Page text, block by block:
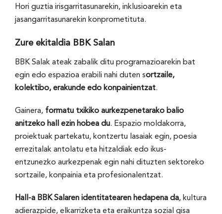
Hori guztia irisgarritasunarekin, inklusioarekin eta
jasangarritasunarekin konprometituta.
Zure ekitaldia BBK Salan
BBK Salak ateak zabalik ditu programazioarekin bat
egin edo espazioa erabili nahi duten sortzaile,
kolektibo, erakunde edo konpainientzat.
Gainera, formatu txikiko aurkezpenetarako balio
anitzeko hall ezin hobea du. Espazio moldakorra,
proiektuak partekatu, kontzertu lasaiak egin, poesia
errezitalak antolatu eta hitzaldiak edo ikus-
entzunezko aurkezpenak egin nahi dituzten sektoreko
sortzaile, konpainia eta profesionalentzat.
Hall-a BBK Salaren identitatearen hedapena da, kultura
adierazpide, elkarrizketa eta eraikuntza sozial gisa